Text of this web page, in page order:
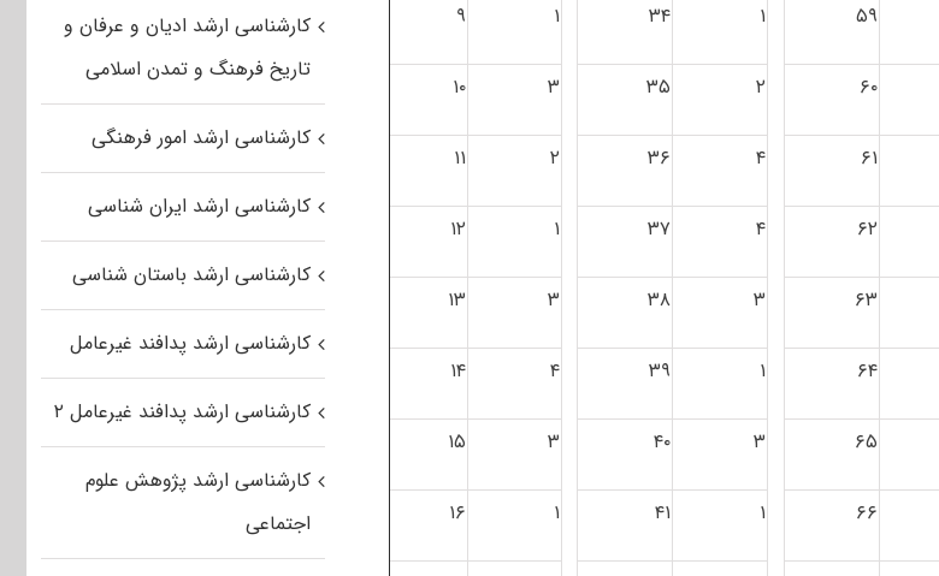
۵۹ ۱ ۳۴ ۱ ۹
۶۰ ۲ ۳۵ ۳ ۱۰
۶۱ ۴ ۳۶ ۲ ۱۱
۶۲ ۴ ۳۷ ۱ ۱۲
۶۳ ۳ ۳۸ ۳ ۱۳
۶۴ ۱ ۳۹ ۴ ۱۴
۶۵ ۳ ۴۰ ۳ ۱۵
۶۶ ۱ ۴۱ ۱ ۱۶
کارشناسی ارشد ادیان و عرفان و
تاریخ فرهنگ و تمدن اسلامی
کارشناسی ارشد امور فرهنگی
کارشناسی ارشد ایران شناسی
کارشناسی ارشد باستان شناسی
کارشناسی ارشد پدافند غیرعامل
کارشناسی ارشد پدافند غیرعامل ۲
کارشناسی ارشد پژوهش علوم
اجتماعی